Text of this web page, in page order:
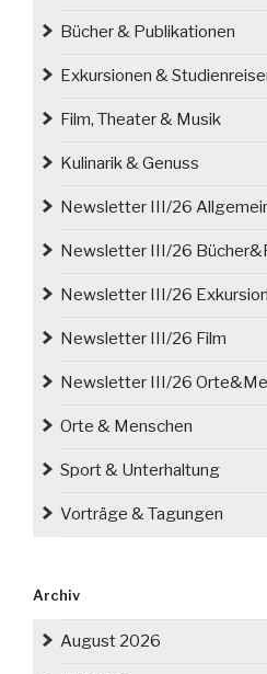
Bücher & Publikationen
Exkursionen &
Film, Theater & Musik
Kulinarik & Genuss
Newsletter III/26
Newsletter III/26
Newsletter III/26
Newsletter III/26 Film
Newsletter III/26
Orte & Menschen
Sport & Unterhaltung
Vorträge & Tagungen
Archiv
August 2026